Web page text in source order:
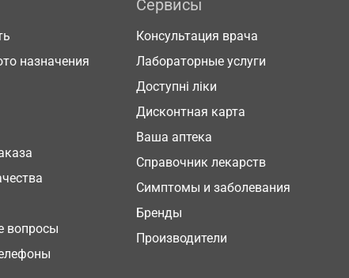
назначения
вопросы
Сервисы
Консультация врача
Лабораторные услуги
Доступні ліки
Дисконтная карта
Ваша аптека
Справочник лекарств
Симптомы и заболевания
Бренды
Производители